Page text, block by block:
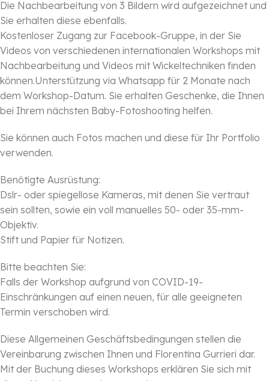
Die Nachbearbeitung von 3 Bildern wird aufgezeichnet und
Sie erhalten diese ebenfalls.
Kostenloser Zugang zur Facebook-Gruppe, in der Sie
Videos von verschiedenen internationalen Workshops mit
Nachbearbeitung und Videos mit Wickeltechniken finden
können.Unterstützung via Whatsapp für 2 Monate nach
dem Workshop-Datum. Sie erhalten Geschenke, die Ihnen
bei Ihrem nächsten Baby-Fotoshooting helfen.
Sie können auch Fotos machen und diese für Ihr Portfolio
verwenden.
Benötigte Ausrüstung:
Dslr- oder spiegellose Kameras, mit denen Sie vertraut
sein sollten, sowie ein voll manuelles 50- oder 35-mm-
Objektiv.
Stift und Papier für Notizen.
Bitte beachten Sie:
Falls der Workshop aufgrund von COVID-19-
Einschränkungen auf einen neuen, für alle geeigneten
Termin verschoben wird.
Diese Allgemeinen Geschäftsbedingungen stellen die
Vereinbarung zwischen Ihnen und Florentina Gurrieri dar.
Mit der Buchung dieses Workshops erklären Sie sich mit